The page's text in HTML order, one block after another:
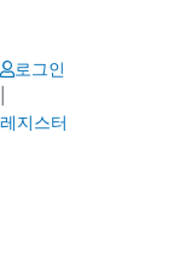
content
로그인
레지스터